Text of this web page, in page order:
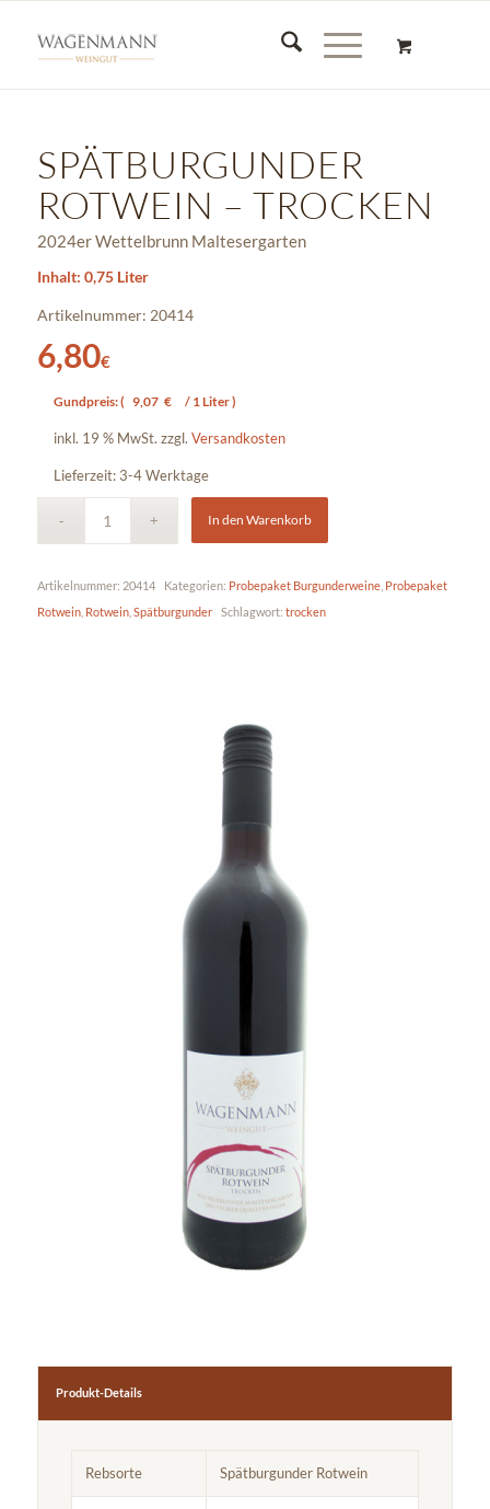
SPÄTBURGUNDER
ROTWEIN – TROCKEN
2024er Wettelbrunn Maltesergarten
Inhalt: 0,75 Liter
Artikelnummer: 20414
6,80€
Gundpreis: ( 9,07 € / 1 Liter )
inkl. 19 % MwSt. zzgl. Versandkosten
Lieferzeit: 3-4 Werktage
In den Warenkorb
Artikelnummer: 20414 Kategorien: Probepaket Burgunderweine, Probepaket
Rotwein, Rotwein, Spätburgunder Schlagwort: trocken
Produkt-Details
Rebsorte Spätburgunder Rotwein